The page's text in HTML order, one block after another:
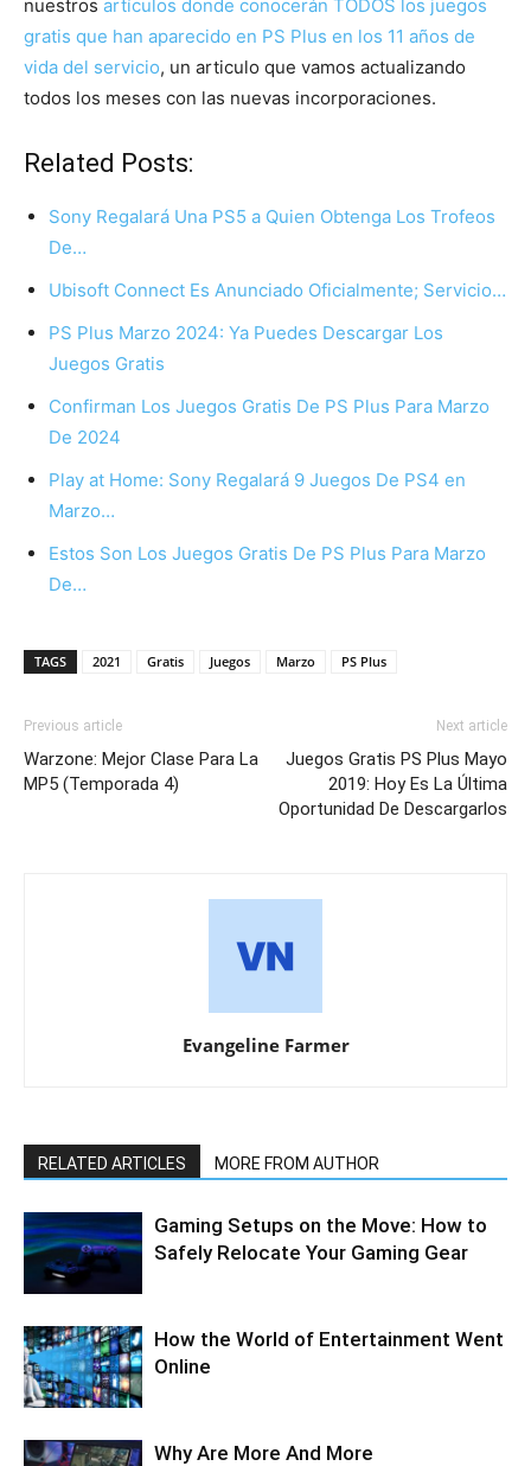
nuestros artículos donde conocerán TODOS los juegos
gratis que han aparecido en PS Plus en los 11 años de
vida del servicio, un articulo que vamos actualizando
todos los meses con las nuevas incorporaciones.
Related Posts:
Sony Regalará Una PS5 a Quien Obtenga Los Trofeos
De…
Ubisoft Connect Es Anunciado Oficialmente; Servicio…
PS Plus Marzo 2024: Ya Puedes Descargar Los
Juegos Gratis
Confirman Los Juegos Gratis De PS Plus Para Marzo
De 2024
Play at Home: Sony Regalará 9 Juegos De PS4 en
Marzo…
Estos Son Los Juegos Gratis De PS Plus Para Marzo
De…
TAGS 2021 Gratis Juegos Marzo PS Plus
Previous article
Warzone: Mejor Clase Para La
MP5 (Temporada 4)
Next article
Juegos Gratis PS Plus Mayo
2019: Hoy Es La Última
Oportunidad De Descargarlos
Evangeline Farmer
RELATED ARTICLES MORE FROM AUTHOR
Gaming Setups on the Move: How to
Safely Relocate Your Gaming Gear
How the World of Entertainment Went
Online
Why Are More And More